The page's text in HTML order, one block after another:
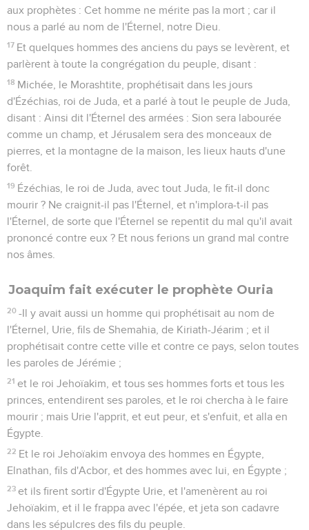
aux prophètes : Cet homme ne mérite pas la mort ; car il
nous a parlé au nom de l'Éternel, notre Dieu.
17 Et quelques hommes des anciens du pays se levèrent, et
parlèrent à toute la congrégation du peuple, disant :
18 Michée, le Morashtite, prophétisait dans les jours
d'Ézéchias, roi de Juda, et a parlé à tout le peuple de Juda,
disant : Ainsi dit l'Éternel des armées : Sion sera labourée
comme un champ, et Jérusalem sera des monceaux de
pierres, et la montagne de la maison, les lieux hauts d'une
forêt.
19 Ézéchias, le roi de Juda, avec tout Juda, le fit-il donc
mourir ? Ne craignit-il pas l'Éternel, et n'implora-t-il pas
l'Éternel, de sorte que l'Éternel se repentit du mal qu'il avait
prononcé contre eux ? Et nous ferions un grand mal contre
nos âmes.
Joaquim fait exécuter le prophète Ouria
20 -Il y avait aussi un homme qui prophétisait au nom de
l'Éternel, Urie, fils de Shemahia, de Kiriath-Jéarim ; et il
prophétisait contre cette ville et contre ce pays, selon toutes
les paroles de Jérémie ;
21 et le roi Jehoïakim, et tous ses hommes forts et tous les
princes, entendirent ses paroles, et le roi chercha à le faire
mourir ; mais Urie l'apprit, et eut peur, et s'enfuit, et alla en
Égypte.
22 Et le roi Jehoïakim envoya des hommes en Égypte,
Elnathan, fils d'Acbor, et des hommes avec lui, en Égypte ;
23 et ils firent sortir d'Égypte Urie, et l'amenèrent au roi
Jehoïakim, et il le frappa avec l'épée, et jeta son cadavre
dans les sépulcres des fils du peuple.